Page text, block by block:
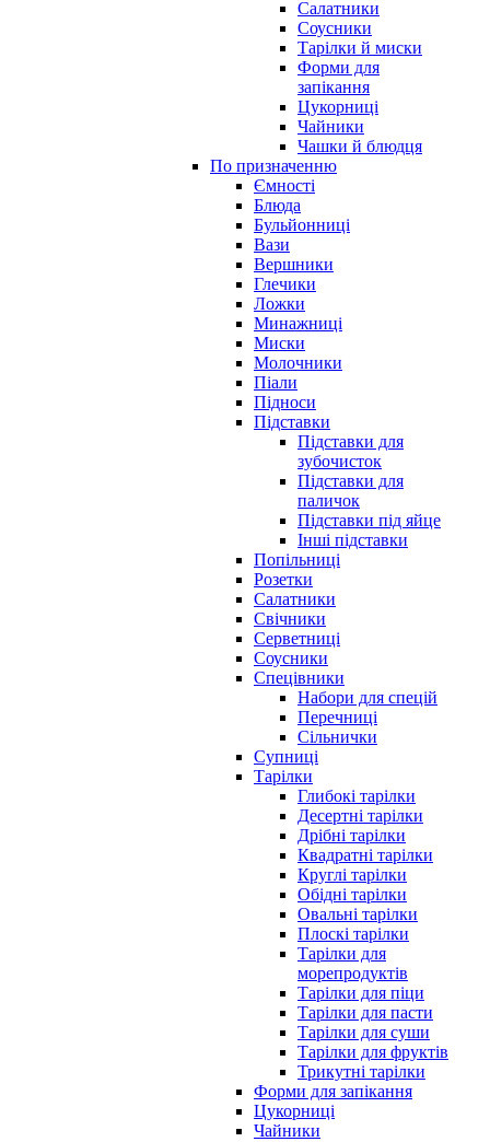
Салатники
Соусники
Тарілки й миски
Форми для
запікання
Цукорниці
Чайники
Чашки й блюдця
По призначенню
Ємності
Блюда
Бульйонниці
Вази
Вершники
Глечики
Ложки
Минажниці
Миски
Молочники
Піали
Підноси
Підставки
Підставки для
зубочисток
Підставки для
паличок
Підставки під яйце
Інші підставки
Попільниці
Розетки
Салатники
Свічники
Серветниці
Соусники
Спецівники
Набори для спецій
Перечниці
Сільнички
Супниці
Тарілки
Глибокі тарілки
Десертні тарілки
Дрібні тарілки
Квадратні тарілки
Круглі тарілки
Обідні тарілки
Овальні тарілки
Плоскі тарілки
Тарілки для
морепродуктів
Тарілки для піци
Тарілки для пасти
Тарілки для суши
Тарілки для фруктів
Трикутні тарілки
Форми для запікання
Цукорниці
Чайники